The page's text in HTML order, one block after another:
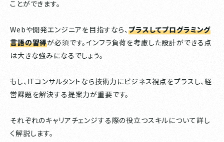
ことができます。
Webや開発エンジニアを目指すなら、プラスしてプログラミング
言語の習得が必須です。インフラ負荷を考慮した設計ができる点
は大きな強みになるでしょう。
もし、ITコンサルタントなら技術力にビジネス視点をプラスし、経
営課題を解決する提案力が重要です。
それぞれのキャリアチェンジする際の役立つスキルについて詳し
く解説します。